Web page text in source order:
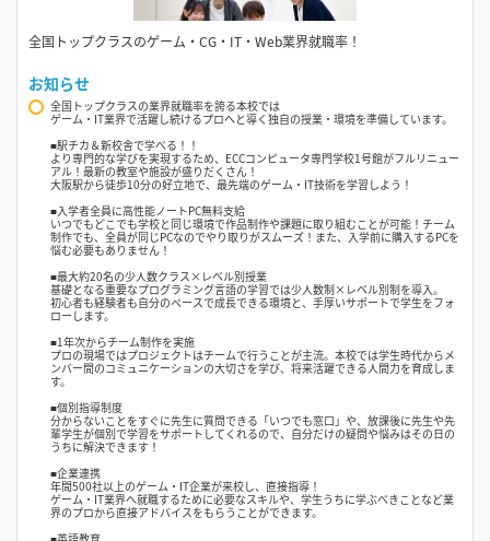
全国トップクラスのゲーム・CG・IT・Web業界就職率！
お知らせ
全国トップクラスの業界就職率を誇る本校では
ゲーム・IT業界で活躍し続けるプロへと導く独自の授業・環境を準備しています。
■駅チカ＆新校舎で学べる！！
より専門的な学びを実現するため、ECCコンピュータ専門学校1号館がフルリニュー
アル！最新の教室や施設が盛りだくさん！
大阪駅から徒歩10分の好立地で、最先端のゲーム・IT技術を学習しよう！
■入学者全員に高性能ノートPC無料支給
いつでもどこでも学校と同じ環境で作品制作や課題に取り組むことが可能！チーム
制作でも、全員が同じPCなのでやり取りがスムーズ！また、入学前に購入するPCを
悩む必要もありません！
■最大約20名の少人数クラス×レベル別授業
基礎となる重要なプログラミング言語の学習では少人数制×レベル別制を導入。
初心者も経験者も自分のペースで成長できる環境と、手厚いサポートで学生をフォ
ローします。
■1年次からチーム制作を実施
プロの現場ではプロジェクトはチームで行うことが主流。本校では学生時代からメ
ンバー間のコミュニケーションの大切さを学び、将来活躍できる人間力を育成しま
す。
■個別指導制度
分からないことをすぐに先生に質問できる「いつでも窓口」や、放課後に先生や先
輩学生が個別で学習をサポートしてくれるので、自分だけの疑問や悩みはその日の
うちに解決できます！
■企業連携
年間500社以上のゲーム・IT企業が来校し、直接指導！
ゲーム・IT業界へ就職するために必要なスキルや、学生うちに学ぶべきことなど業
界のプロから直接アドバイスをもらうことができます。